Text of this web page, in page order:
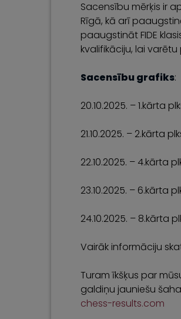
Sacensību mērķis ir
Rīgā, kā arī
paaugstināt FIDE
kvalifikāciju, lai
Sacensību grafiks:
20.10.2025. – 1.kārta
21.10.2025. – 2.kārta
22.10.2025. – 4.kārta
23.10.2025. – 6.kārta
24.10.2025. – 8.kārta
Vairāk informāciju
Turam īkšķus par
galdiņu jauniešu
chess-results.com